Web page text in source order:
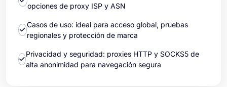
opciones de proxy ISP y ASN
Casos de uso: ideal para acceso global, pruebas
regionales y protección de marca
Privacidad y seguridad: proxies HTTP y SOCKS5 de
alta anonimidad para navegación segura